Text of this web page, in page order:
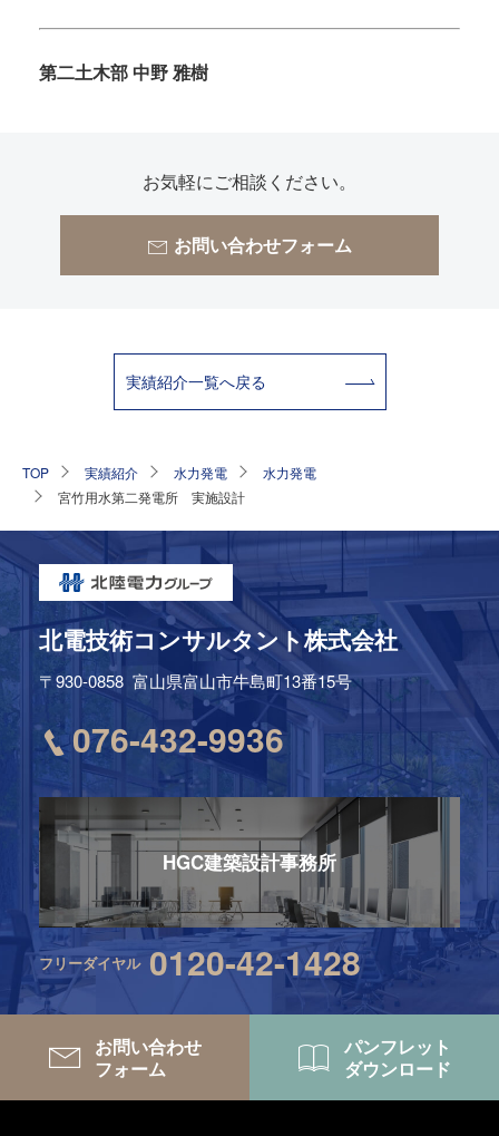
第二土木部 中野 雅樹
お気軽にご相談ください。
お問い合わせフォーム
実績紹介⼀覧へ戻る
TOP 実績紹介 水力発電
水力発電
宮竹用水第二発電所 実施設計
北電技術コンサルタント株式会社
〒930-0858 富山県富山市牛島町13番15号
076-432-9936
HGC建築設計事務所
フリーダイヤル 0120-42-1428
お問い合わせ
フォーム
パンフレット
ダウンロード